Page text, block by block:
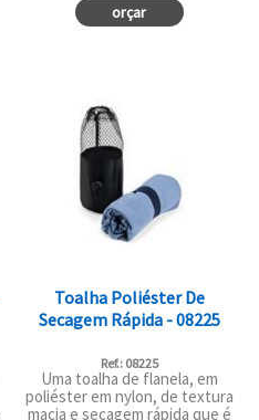
orçar
Toalha Poliéster De
Secagem Rápida - 08225
Ref.: 08225
Uma toalha de flanela, em
poliéster em nylon, de textura
macia e secagem rápida que é